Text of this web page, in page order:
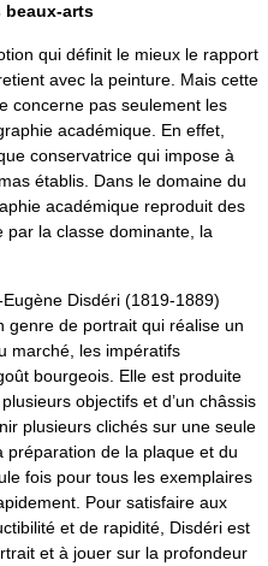
beaux-arts
qui définit le mieux le rapport
avec la peinture. Mais cette
concerne pas seulement les
académique. En effet,
conservatrice qui impose à
établis. Dans le domaine du
académique reproduit des
par la classe dominante, la
Disdéri (1819-1889)
genre de portrait qui réalise un
marché, les impératifs
bourgeois. Elle est produite
objectifs et d’un châssis
plusieurs clichés sur une seule
préparation de la plaque et du
fois pour tous les exemplaires
Pour satisfaire aux
et de rapidité, Disdéri est
et à jouer sur la profondeur